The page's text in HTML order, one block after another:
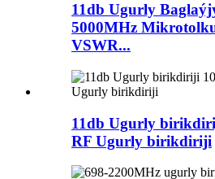
11db Ugurly
5000MHz
VSWR...
11db Ugurly
RF Ugurly birikdiriji